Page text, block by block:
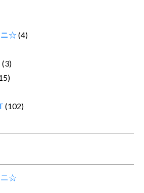
ニ☆(4)
(3)
(102)
ニ☆